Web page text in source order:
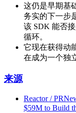
这仍是早期基
务实的下一步
该 SDK 能否
循环。
它现在获得动
在成为一个独
来源
Reactor /
$59M to Build